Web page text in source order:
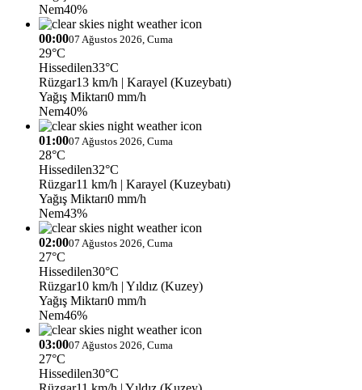
Nem40%
00:0007 Ağustos 2026, Cuma
29°C
Hissedilen33°C
Rüzgar13 km/h | Karayel (Kuzeybatı)
Yağış Miktarı0 mm/h
Nem40%
01:0007 Ağustos 2026, Cuma
28°C
Hissedilen32°C
Rüzgar11 km/h | Karayel (Kuzeybatı)
Yağış Miktarı0 mm/h
Nem43%
02:0007 Ağustos 2026, Cuma
27°C
Hissedilen30°C
Rüzgar10 km/h | Yıldız (Kuzey)
Yağış Miktarı0 mm/h
Nem46%
03:0007 Ağustos 2026, Cuma
27°C
Hissedilen30°C